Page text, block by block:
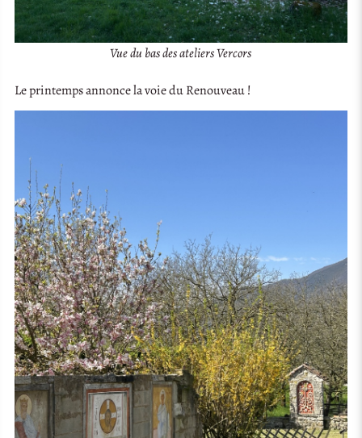
Vue du bas des ateliers Vercors
Le printemps annonce la voie du Renouveau !